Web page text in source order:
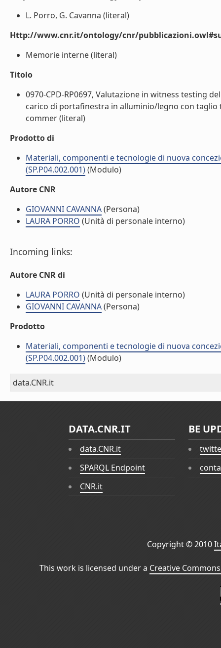
L. Porro, G. Cavanna (literal)
Http://www.cnr.it/ontology/cnr/
Memorie interne (literal)
Titolo
0970-CPD-RP0697, Valutazione in witness testing
carico di portafinestra in alluminio/legno con
commer (literal)
Prodotto di
Materiali, componenti e tecnologie di nuova
(SP.P04.002.001)(Modulo)
Autore CNR
GIOVANNI CAVANNA(Persona)
LAURA PORRO (Unità di personale interno)
Incoming links:
Autore CNR di
LAURA PORRO (Unità di personale interno)
GIOVANNI CAVANNA(Persona)
Prodotto
Materiali, componenti e tecnologie di nuova
(SP.P04.002.001)(Modulo)
data.CNR.it
DATA.CNR.IT
data.CNR.it
SPARQL Endpoint
CNR.it
BE
Copyright © 2010
This work is licensed under a Creative